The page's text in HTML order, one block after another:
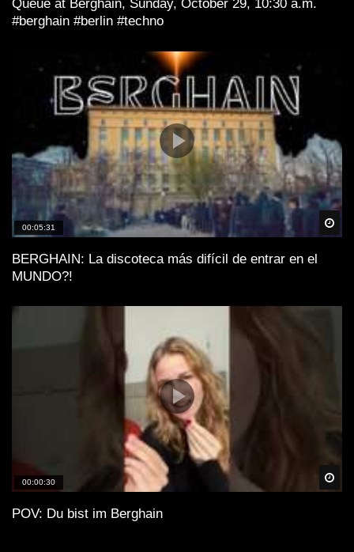
Queue at Berghain, Sunday, October 29, 10:30 a.m.
#berghain #berlin #techno
00:05:31
BERGHAIN: La discoteca más difícil de entrar en el
MUNDO?!
00:00:30
POV: Du bist im Berghain